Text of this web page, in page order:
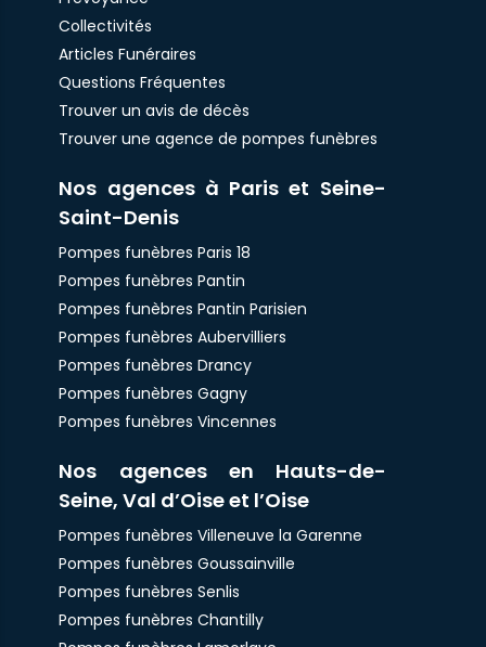
Collectivités
Articles Funéraires
Questions Fréquentes
Trouver un avis de décès
Trouver une agence de pompes funèbres
Nos agences à Paris et Seine-
Saint-Denis
Pompes funèbres Paris 18
Pompes funèbres Pantin
Pompes funèbres Pantin Parisien
Pompes funèbres Aubervilliers
Pompes funèbres Drancy
Pompes funèbres Gagny
Pompes funèbres Vincennes
Nos agences en Hauts-de-
Seine, Val d’Oise et l’Oise
Pompes funèbres Villeneuve la Garenne
Pompes funèbres Goussainville
Pompes funèbres Senlis
Pompes funèbres Chantilly